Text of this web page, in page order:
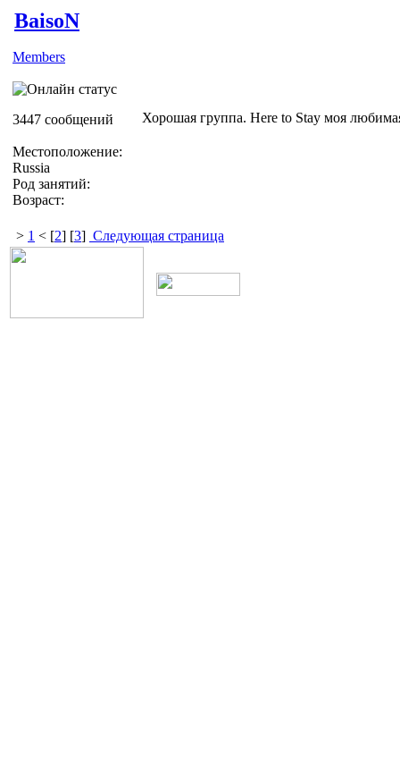
BaisoN
Members
3447 сообщений
Местоположение:
Russia
Род занятий:
Возраст:
Хорошая группа. Here to Stay моя
> 1 < [2] [3] Следующая страница